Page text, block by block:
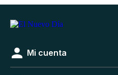
Mi cuenta